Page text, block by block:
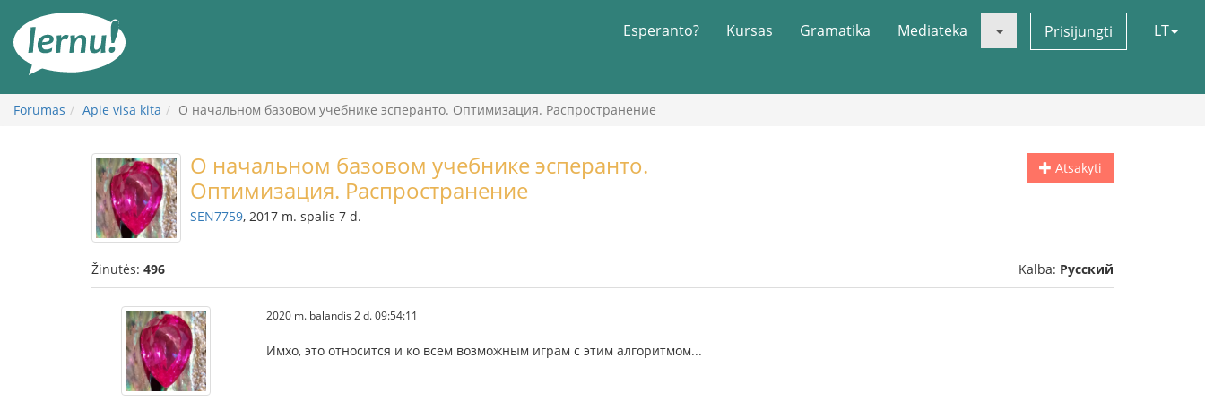
turinį
Esperanto? Kursas Gramatika Mediateka Prisijungti LT
Forumas Apie visa kita О начальном базовом учебнике эсперанто. Оптимизация. Распространение
Atsakyti
О начальном базовом учебнике эсперанто.
Оптимизация. Распространение
SEN7759, 2017 m. spalis 7 d.
Žinutės: 496 Kalba: Русский
2020 m. balandis 2 d. 09:54:11
Имхо, это относится и ко всем возможным играм с этим алгоритмом...